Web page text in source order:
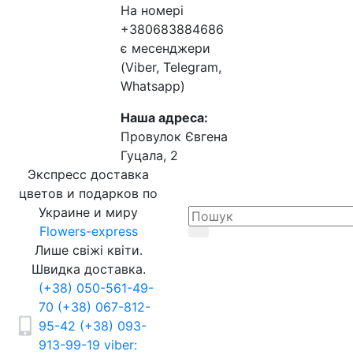
На номері
+380683884686
є месенджери
(Viber, Telegram,
Whatsapp)
Наша адреса:
Провулок Євгена
Гуцала, 2
Экспресс доставка
цветов и подарков по
Украине и миру
Flowers-express
Лише свіжі квіти.
Швидка доставка.
(+38) 050-561-49-
70 (+38) 067-812-
95-42 (+38) 093-
913-99-19 viber: